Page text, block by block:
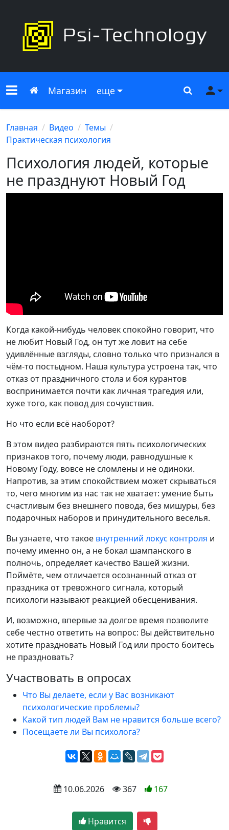
Меню сайта
Главная
Магазин еще Поиск
Главная Видео
Темы
Практическая психология
Психология людей, которые
не празднуют Новый Год
Когда какой-нибудь человек спокойно говорит, что
не любит Новый Год, он тут же ловит на себе
удивлённые взгляды, словно только что признался в
чём-то постыдном. Наша культура устроена так, что
отказ от праздничного стола и боя курантов
воспринимается почти как личная трагедия или,
хуже того, как повод для сочувствия.
Но что если всё наоборот?
В этом видео разбираются пять психологических
признаков того, почему люди, равнодушные к
Новому Году, вовсе не сломлены и не одиноки.
Напротив, за этим спокойствием может скрываться
то, чего многим из нас так не хватает: умение быть
счастливым без внешнего повода, без мишуры, без
подарочных наборов и принудительного веселья.
Вы узнаете, что такое внутренний локус контроля и
почему именно он, а не бокал шампанского в
полночь, определяет качество Вашей жизни.
Поймёте, чем отличается осознанный отказ от
праздника от тревожного сигнала, который
психологи называют реакцией обесценивания.
И, возможно, впервые за долгое время позволите
себе честно ответить на вопрос: Вы действительно
хотите праздновать Новый Год или просто боитесь
не праздновать?
Участвовать в опросах
Что Вы делаете, если у Вас возникают
психологические проблемы?
Какой тип людей Вам не нравится больше всего?
Посещаете ли Вы психолога?
10.06.2026 367 167
Нравится